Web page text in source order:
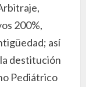
200%,
así
destitución
Pediátrico